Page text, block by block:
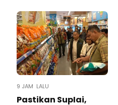
9 JAM LALU
Pastikan SupIai,